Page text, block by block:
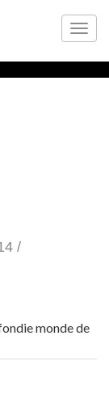
/
monde de